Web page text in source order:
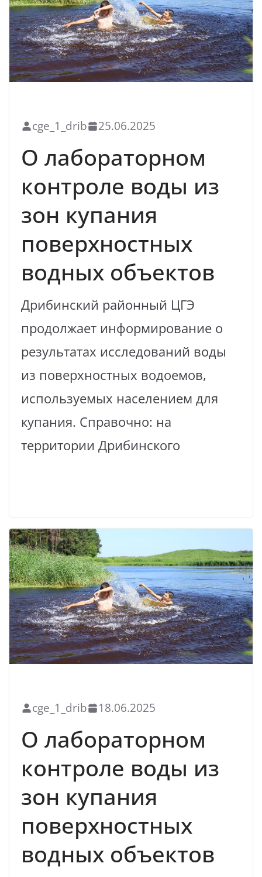
cge_1_drib 25.06.2025
О лабораторном
контроле воды из
зон купания
поверхностных
водных объектов
Дрибинский районный ЦГЭ
продолжает информирование о
результатах исследований воды
из поверхностных водоемов,
используемых населением для
купания. Справочно: на
территории Дрибинского
cge_1_drib 18.06.2025
О лабораторном
контроле воды из
зон купания
поверхностных
водных объектов